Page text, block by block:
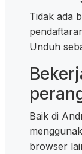
Tidak ada
Unduh
Baik di
browser